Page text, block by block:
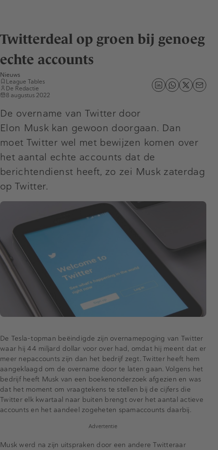
Twitterdeal op groen bij genoeg
echte accounts
Nieuws
League Tables
De Redactie
8 augustus 2022
De overname van Twitter door
Elon Musk kan gewoon doorgaan. Dan
moet Twitter wel met bewijzen komen over
het aantal echte accounts dat de
berichtendienst heeft, zo zei Musk zaterdag
op Twitter.
De Tesla-topman beëindigde zijn overnamepoging van Twitter
waar hij 44 miljard dollar voor over had, omdat hij meent dat er
meer nepaccounts zijn dan het bedrijf zegt. Twitter heeft hem
aangeklaagd om de overname door te laten gaan. Volgens het
bedrijf heeft Musk van een boekenonderzoek afgezien en was
dat het moment om vraagtekens te stellen bij de cijfers die
Twitter elk kwartaal naar buiten brengt over het aantal actieve
accounts en het aandeel zogeheten spamaccounts daarbij.
Advertentie
Musk werd na zijn uitspraken door een andere Twitteraar